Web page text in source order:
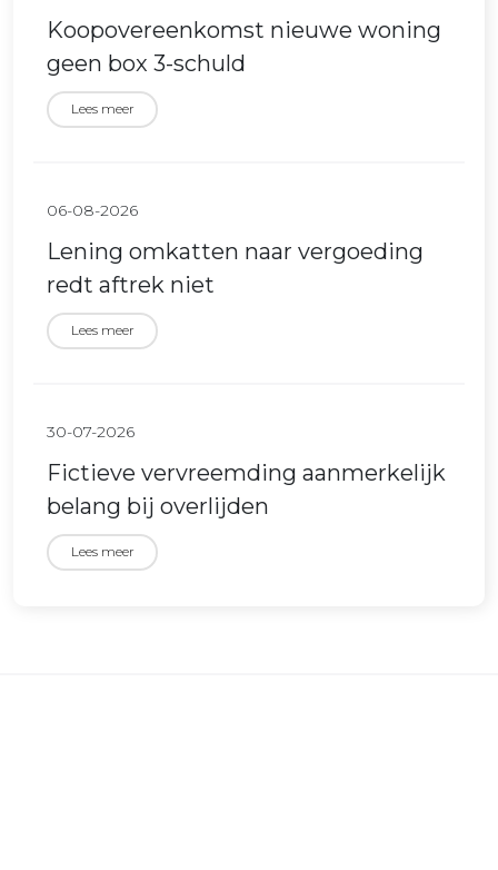
Koopovereenkomst nieuwe woning
geen box 3-schuld
Lees meer
06-08-2026
Lening omkatten naar vergoeding
redt aftrek niet
Lees meer
30-07-2026
Fictieve vervreemding aanmerkelijk
belang bij overlijden
Lees meer